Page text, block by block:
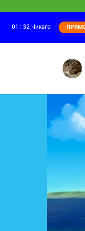
01 : 32 Чикаго